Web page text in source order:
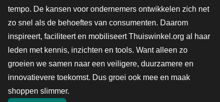
tempo. De kansen voor ondernemers ontwikkelen zich net
zo snel als de behoeftes van consumenten. Daarom
inspireert, faciliteert en mobiliseert Thuiswinkel.org al haar
leden met kennis, inzichten en tools. Want alleen zo
groeien we samen naar een veiligere, duurzamere en
innovatievere toekomst. Dus groei ook mee en maak
shoppen slimmer.